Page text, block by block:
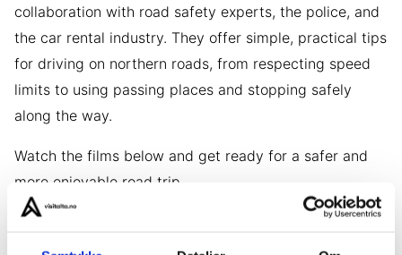
collaboration with road safety experts, the police, and
the car rental industry. They offer simple, practical tips
for driving on northern roads, from respecting speed
limits to using passing places and stopping safely
along the way.
Watch the films below and get ready for a safer and
more enjoyable road trip.